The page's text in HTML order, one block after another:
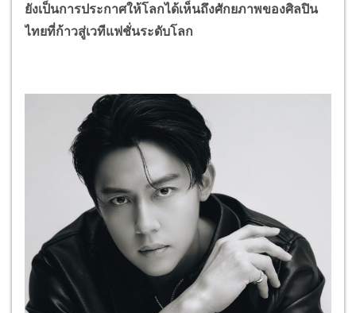
ยังเป็นการประกาศให้โลกได้เห็นถึงศักยภาพของศิลปิน
ไทยที่ก้าวสู่เวทีแฟชั่นระดับโลก